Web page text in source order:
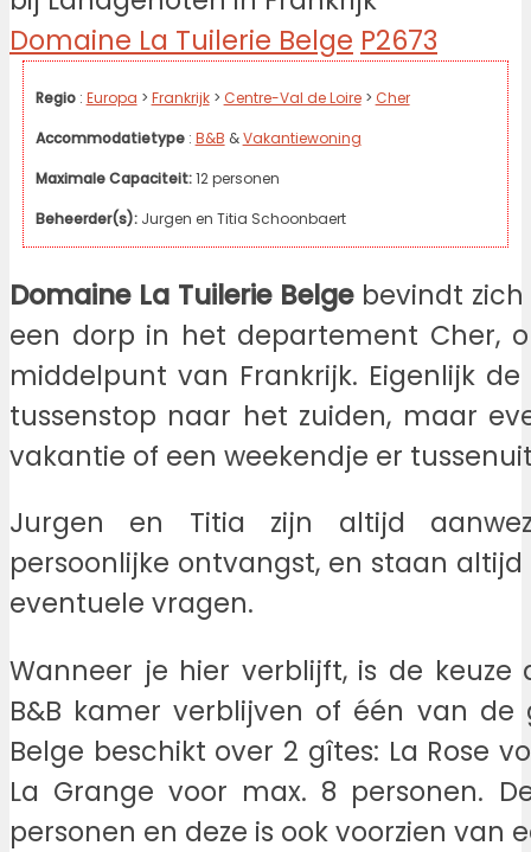
Domaine La Tuilerie Belge P2673
Regio: Europa > Frankrijk> Centre-Val de Loire> Cher
Accommodatietype: B&B &Vakantiewoning
Maximale Capaciteit:12 personen
Beheerder(s): Jurgen en Titia Schoonbaert
Domaine La Tuilerie Belgebevindt zich
een dorp in het departement Cher,
middelpunt van Frankrijk. Eigenlijk
tussenstop naar het zuiden, maar
vakantie of een weekendje er
Jurgen en Titia zijn altijd
persoonlijke ontvangst, en staan
eventuele vragen.
Wanneer je hier verblijft, is de
B&B kamer verblijven of één van de
Belge beschikt over 2 gîtes: La Rose
La Grange voor max. 8 personen.
personen en deze is ook voorzien van